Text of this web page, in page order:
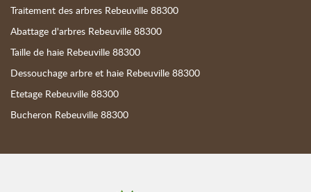
Traitement des arbres Rebeuville 88300
Abattage d'arbres Rebeuville 88300
Taille de haie Rebeuville 88300
Dessouchage arbre et haie Rebeuville 88300
Etetage Rebeuville 88300
Bucheron Rebeuville 88300